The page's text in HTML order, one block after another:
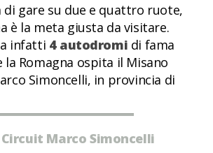
di gare su due e quattro ruote,
è la meta giusta da visitare.
infatti 4 autodromi di fama
la Romagna ospita il Misano
Simoncelli, in provincia di
Marco Simoncelli